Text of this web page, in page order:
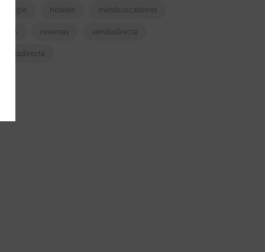
google hoteles metabuscadores
OTA reservas vendadirecta
ventadirecta